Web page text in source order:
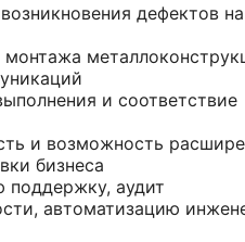
дефектов
монтажа
и соответствие
и возможность
бизнеса
поддержку, аудит
автоматизацию